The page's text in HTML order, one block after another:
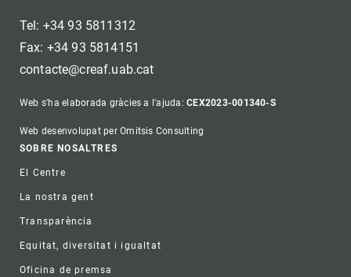
Tel: +34 93 5811312
Fax: +34 93 5814151
contacte@creaf.uab.cat
Web s'ha elaborada gràcies a l'ajuda:CEX2023-001340-S
Web desenvolupat per Omitsis Consulting
Footer
SOBRE NOSALTRES
El Centre
La nostra gent
Transparència
Equitat, diversitat i igualtat
Oficina de premsa